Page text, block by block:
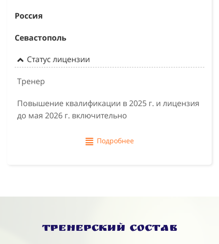
Россия
Севастополь
Статус лицензии
Тренер
Повышение квалификации в 2025 г. и лицензия
до мая 2026 г. включительно
Подробнее
Тренерский состав